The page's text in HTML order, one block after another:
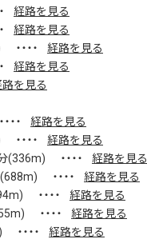
経路を見る
経路を見る
・・・・
経路を見る
経路を見る
路を見る
・・・・
経路を見る
・・・・
経路を見る
(336m) ・・・・
経路を見る
688m) ・・・・
経路を見る
m) ・・・・
経路を見る
m) ・・・・
経路を見る
・・・・
経路を見る